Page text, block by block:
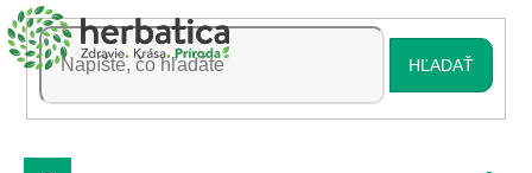
Prejsť
na
obsah
HĽADAŤ